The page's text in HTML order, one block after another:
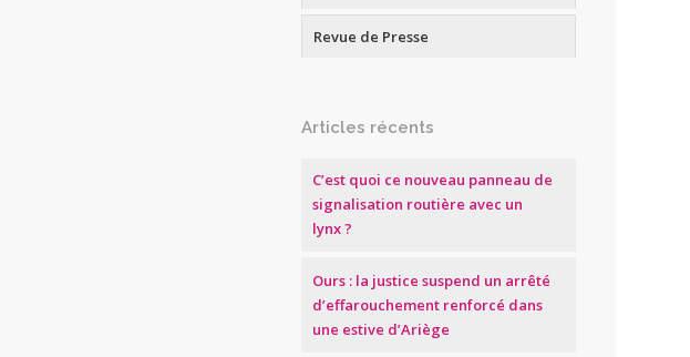
Revue de Presse
Articles récents
C’est quoi ce nouveau panneau de
signalisation routière avec un
lynx ?
Ours : la justice suspend un arrêté
d’effarouchement renforcé dans
une estive d’Ariège